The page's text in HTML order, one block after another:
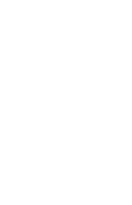
Ähnliche
du es